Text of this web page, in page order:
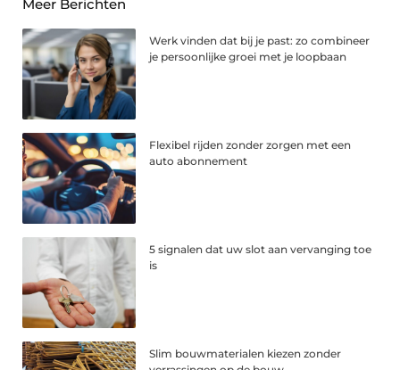
Meer Berichten
Werk vinden dat bij je past: zo combineer
je persoonlijke groei met je loopbaan
Flexibel rijden zonder zorgen met een
auto abonnement
5 signalen dat uw slot aan vervanging toe
is
Slim bouwmaterialen kiezen zonder